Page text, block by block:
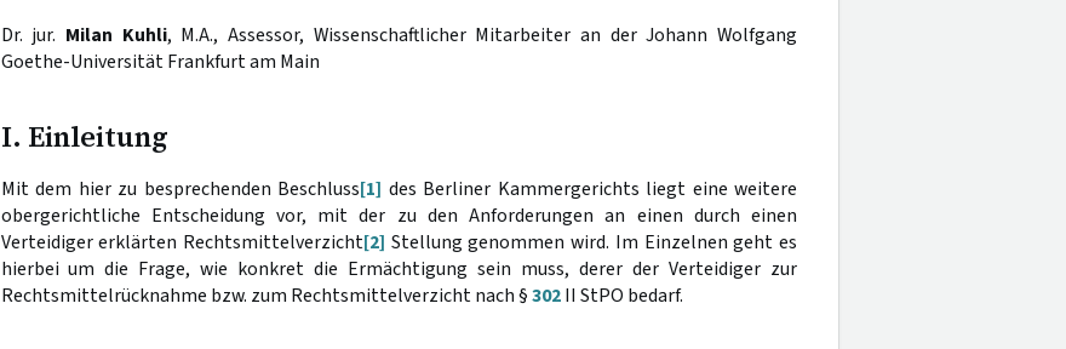
Dr. jur. Milan Kuhli, M.A., Assessor, Wissenschaftlicher Mitarbeiter an der Johann Wolfgang
Goethe-Universität Frankfurt am Main
I. Einleitung
Mit dem hier zu besprechenden Beschluss[1] des Berliner Kammergerichts liegt eine weitere
obergerichtliche Entscheidung vor, mit der zu den Anforderungen an einen durch einen
Verteidiger erklärten Rechtsmittelverzicht[2] Stellung genommen wird. Im Einzelnen geht es
hierbei um die Frage, wie konkret die Ermächtigung sein muss, derer der Verteidiger zur
Rechtsmittelrücknahme bzw. zum Rechtsmittelverzicht nach §302II StPO bedarf.